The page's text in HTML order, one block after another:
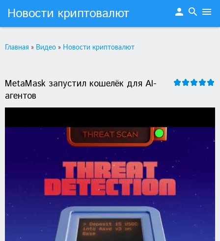
Новости криптовалют person search menu
Главная » Видео » Новости криптовалют
MetaMask запустил кошелёк для AI-
агентов